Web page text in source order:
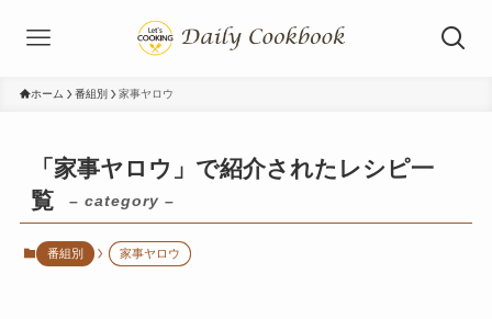
ホーム 番組別 家事ヤロウ
「家事ヤロウ」で紹介されたレシピ一
覧
– category –
番組別 家事ヤロウ